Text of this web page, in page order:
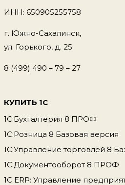
ИНН: 650905255758
г. Южно-Сахалинск,
ул. Горького, д. 25
8 (499) 490 – 79 – 27
КУПИТЬ 1С
1С:Бухгалтерия 8 ПРОФ
1С:Розница 8 Базовая версия
1С:Управление торговлей 8
1С:Документооборот 8 ПРОФ
1С ERP: Управление